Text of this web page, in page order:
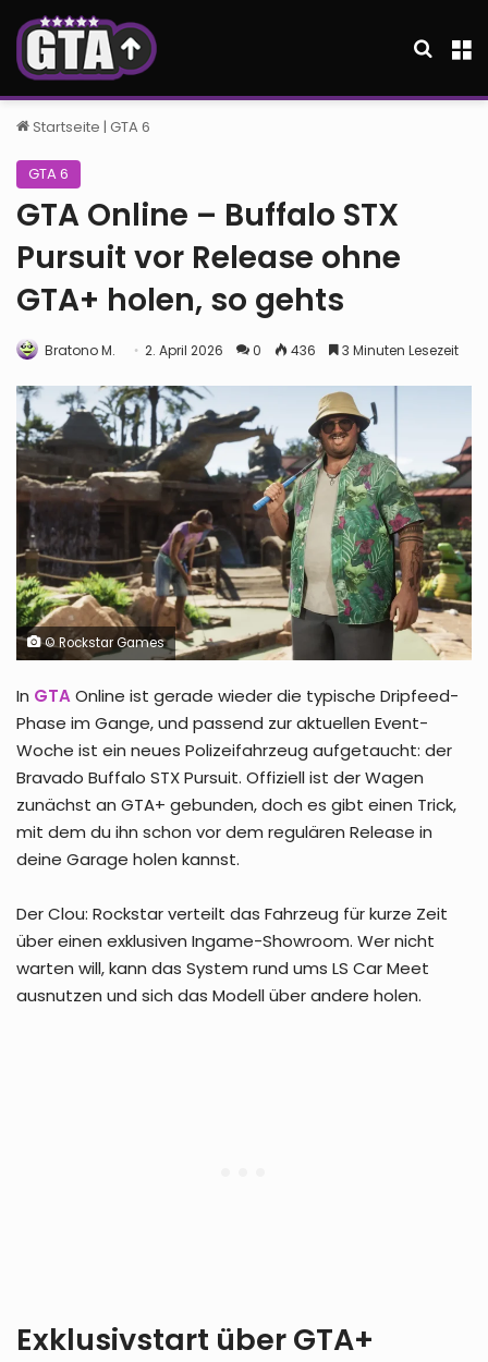
Startseite | GTA 6
GTA 6
GTA Online – Buffalo STX
Pursuit vor Release ohne
GTA+ holen, so gehts
Bratono M. 2. April 2026 0 436 3 Minuten Lesezeit
© Rockstar Games
In GTAOnline ist gerade wieder die typische Dripfeed-
Phase im Gange, und passend zur aktuellen Event-
Woche ist ein neues Polizeifahrzeug aufgetaucht: der
Bravado Buffalo STX Pursuit. Offiziell ist der Wagen
zunächst an GTA+ gebunden, doch es gibt einen Trick,
mit dem du ihn schon vor dem regulären Release in
deine Garage holen kannst.
Der Clou: Rockstar verteilt das Fahrzeug für kurze Zeit
über einen exklusiven Ingame-Showroom. Wer nicht
warten will, kann das System rund ums LS Car Meet
ausnutzen und sich das Modell über andere holen.
Exklusivstart über GTA+